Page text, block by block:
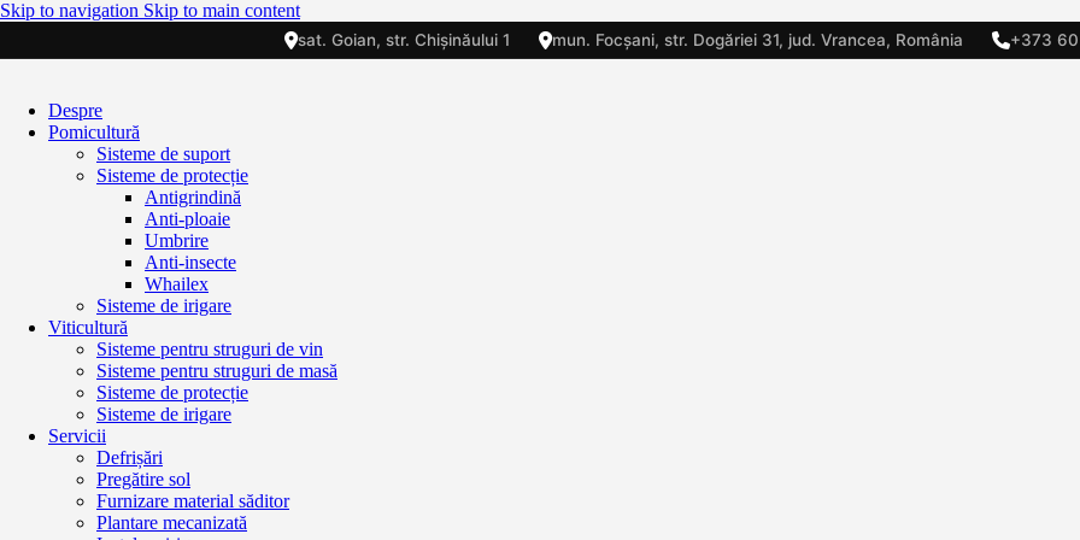
Skip to navigation Skip to main content
sat. Goian, str. Chișinăului 1 mun. Focșani, str. Dogăriei 31, jud. Vrancea, România +373
Despre
Pomicultură
Sisteme de suport
Sisteme de protecție
Antigrindină
Anti-ploaie
Umbrire
Anti-insecte
Whailex
Sisteme de irigare
Viticultură
Sisteme pentru struguri de vin
Sisteme pentru struguri de masă
Sisteme de protecție
Sisteme de irigare
Servicii
Defrișări
Pregătire sol
Furnizare material săditor
Plantare mecanizată